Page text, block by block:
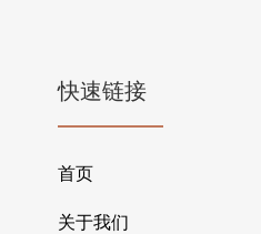
快速链接
首页
关于我们